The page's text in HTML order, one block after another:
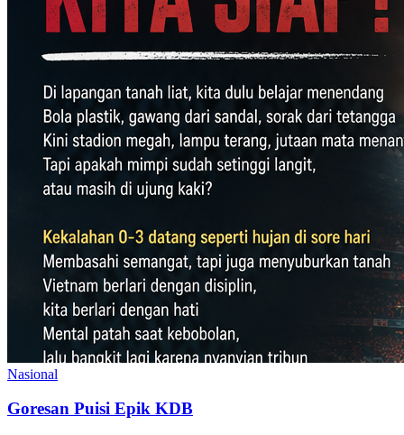
Nasional
Goresan Puisi Epik KDB